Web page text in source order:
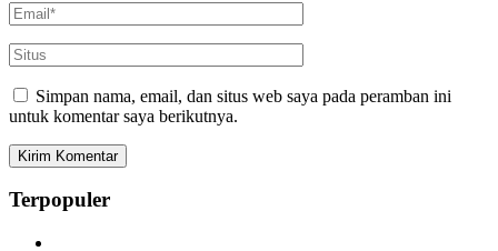
Simpan nama, email, dan situs web saya pada peramban ini
untuk komentar saya berikutnya.
Terpopuler